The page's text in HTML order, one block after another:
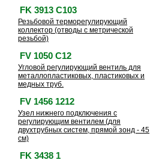
FK 3913 C103
Резьбовой терморегулирующий
коллектор (отводы с метрической
резьбой)
FV 1050 C12
Угловой регулирующий вентиль для
металлопластиковых, пластиковых и
медных труб.
FV 1456 1212
Узел нижнего подключения с
регулирующим вентилем (для
двухтрубных систем, прямой зонд - 45
см)
FK 3438 1